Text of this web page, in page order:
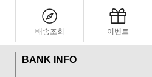
배송조회 이벤트
BANK INFO